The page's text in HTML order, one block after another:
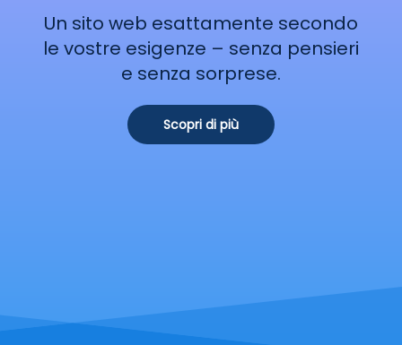
Un sito web esattamente secondo
le vostre esigenze – senza pensieri
e senza sorprese.
Scopri di più